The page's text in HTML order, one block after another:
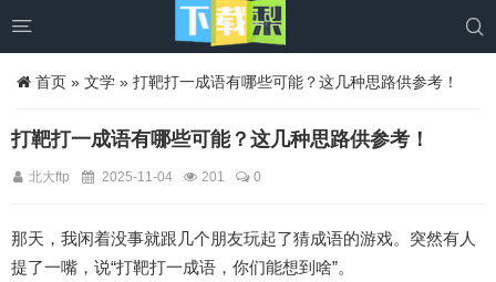
 
首页 » 文学 » 打靶打一成语有哪些可能？这几种思路供参考！
打靶打一成语有哪些可能？这几种思路供参考！
北大ftp 2025-11-04 201 0
那天，我闲着没事就跟几个朋友玩起了猜成语的游戏。突然有人
提了一嘴，说“打靶打一成语，你们能想到啥”。